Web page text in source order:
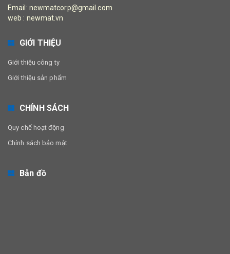
Email: newmatcorp@gmail.com
web : newmat.vn
GIỚI THIỆU
Giới thiệu công ty
Giới thiệu sản phẩm
CHÍNH SÁCH
Quy chế hoạt động
Chính sách bảo mật
Bản đồ